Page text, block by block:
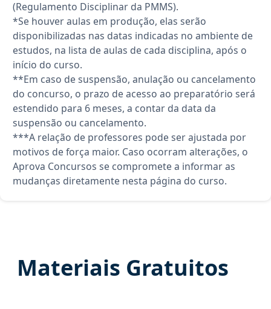
(Regulamento Disciplinar da PMMS).
*Se houver aulas em produção, elas serão
disponibilizadas nas datas indicadas no ambiente de
estudos, na lista de aulas de cada disciplina, após o
início do curso.
**Em caso de suspensão, anulação ou cancelamento
do concurso, o prazo de acesso ao preparatório será
estendido para 6 meses, a contar da data da
suspensão ou cancelamento.
***A relação de professores pode ser ajustada por
motivos de força maior. Caso ocorram alterações, o
Aprova Concursos se compromete a informar as
mudanças diretamente nesta página do curso.
Materiais Gratuitos